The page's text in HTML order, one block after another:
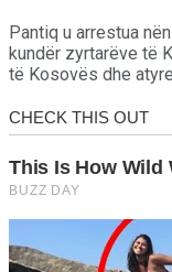
Pantiq u arrestua
kundër zyrtarëve të
të Kosovës dhe